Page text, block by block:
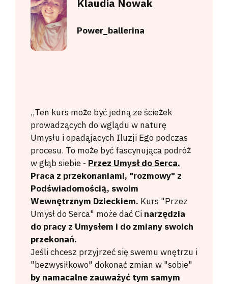
„Ten kurs może być jedną ze ścieżek
prowadzących do wglądu w naturę
Umysłu i opadąjacych Iluzji Ego podczas
procesu. To może być fascynująca podróż
w głąb siebie - Przez Umysł do Serca.
Praca z przekonaniami, "rozmowy" z
Podświadomością, swoim
Wewnętrznym Dzieckiem. Kurs "Przez
Umysł do Serca" może dać Ci narzędzia
do pracy z Umysłem i do zmiany swoich
przekonań.
Jeśli chcesz przyjrzeć się swemu wnętrzu i
"bezwysiłkowo" dokonać zmian w "sobie"
by namacalne zauważyć tym samym
Klaudia Nowak
Power_ballerina